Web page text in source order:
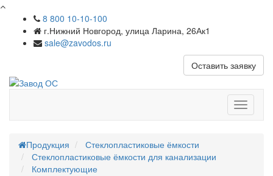
8 800 10-10-100
г.Нижний Новгород, улица Ларина, 26Ак1
sale@zavodos.ru
Оставить заявку
меню
Продукция
Стеклопластиковые ёмкости
Стеклопластиковые ёмкости для канализации
Комплектующие